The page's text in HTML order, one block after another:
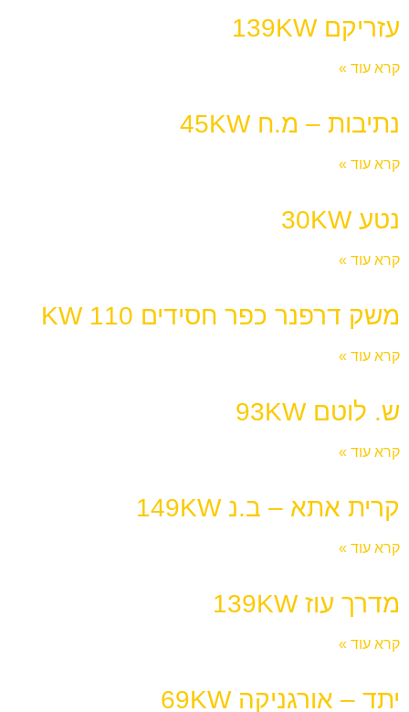
עזריקם 139KW
קרא עוד »
נתיבות – מ.ח 45KW
קרא עוד »
נטע 30KW
קרא עוד »
משק דרפנר כפר חסידים 110 KW
קרא עוד »
ש. לוטם 93KW
קרא עוד »
קרית אתא – ב.נ 149KW
קרא עוד »
מדרך עוז 139KW
קרא עוד »
יתד – אורגניקה 69KW